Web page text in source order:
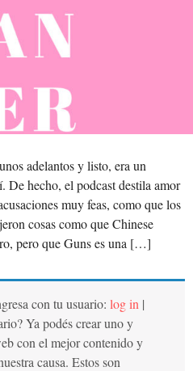
adelantos y listo, era un
De hecho, el podcast destila amor
muy feas, como que los
cosas como que Chinese
pero que Guns es una […]
con tu usuario: log in |
Ya podés crear uno y
con el mejor contenido y
causa. Estos son